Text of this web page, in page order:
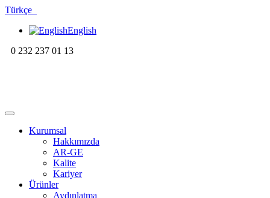
Türkçe
English
0 232 237 01 13
Kurumsal
Hakkımızda
AR-GE
Kalite
Kariyer
Ürünler
Aydınlatma